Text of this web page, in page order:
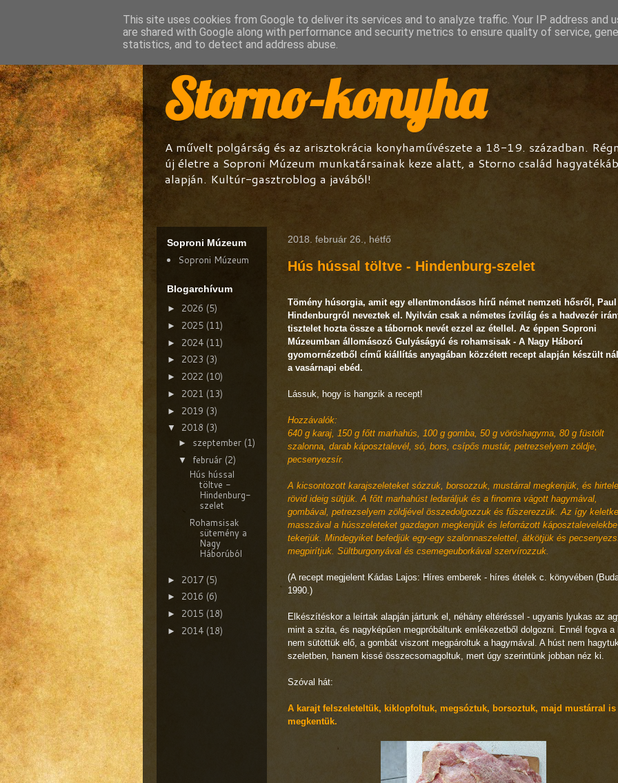
Storno-konyha
A művelt polgárság és az arisztokrácia konyhaművészete a 18-19. században.
új életre a Soproni Múzeum munkatársainak keze alatt, a Storno család
alapján. Kultúr-gasztroblog a javából!
2018. február 26., hétfő
Hús hússal töltve - Hindenburg-szelet
Tömény húsorgia, amit egy ellentmondásos hírű német nemzeti hősről,
Hindenburgról neveztek el. Nyilván csak a németes ízvilág és a hadvezér
tisztelet hozta össze a tábornok nevét ezzel az étellel. Az éppen Soproni
Múzeumban állomásozó Gulyáságyú és rohamsisak - A Nagy Háború
gyomornézetből című kiállítás anyagában közzétett recept alapján készült
a vasárnapi ebéd.
Lássuk, hogy is hangzik a recept!
Hozzávalók:
640 g karaj, 150 g főtt marhahús, 100 g gomba, 50 g vöröshagyma, 80 g füstölt
szalonna, darab káposztalevél, só, bors, csípős mustár, petrezselyem zöldje,
pecsenyezsír.
A kicsontozott karajszeleteket sózzuk, borsozzuk, mustárral megkenjük, és
rövid ideig sütjük. A főtt marhahúst ledaráljuk és a finomra vágott hagymával,
gombával, petrezselyem zöldjével összedolgozzuk és fűszerezzük. Az így
masszával a hússzeleteket gazdagon megkenjük és leforrázott káposztalevelekbe
tekerjük. Mindegyiket befedjük egy-egy szalonnaszelettel, átkötjük és
megpirítjuk. Sültburgonyával és csemegeuborkával szervírozzuk.
(A recept megjelent Kádas Lajos: Híres emberek - híres ételek c. könyvében
1990.)
Elkészítéskor a leírtak alapján jártunk el, néhány eltéréssel - ugyanis lyukas az
mint a szita, és nagyképűen megpróbáltunk emlékezetből dolgozni. Ennél fogva a
nem sütöttük elő, a gombát viszont megpároltuk a hagymával. A húst nem
szeletben, hanem kissé összecsomagoltuk, mert úgy szerintünk jobban néz ki.
Szóval hát:
A karajt felszeleteltük, kiklopfoltuk, megsóztuk, borsoztuk, majd mustárral is
megkentük.
Soproni Múzeum
Soproni Múzeum
Blogarchívum
► 2026 (5)
► 2025 (11)
► 2024 (11)
► 2023 (3)
► 2022 (10)
► 2021 (13)
► 2019 (3)
▼ 2018 (3)
► szeptember (1)
▼ február (2)
Hús hússal
töltve -
Hindenburg-
szelet
Rohamsisak
sütemény a
Nagy
Háborúból
► 2017 (5)
► 2016 (6)
► 2015 (18)
► 2014 (18)
This site uses cookies from Google to deliver its services and to analyze traffic. Your IP address and
are shared with Google along with performance and security metrics to ensure quality of service,
statistics, and to detect and address abuse.